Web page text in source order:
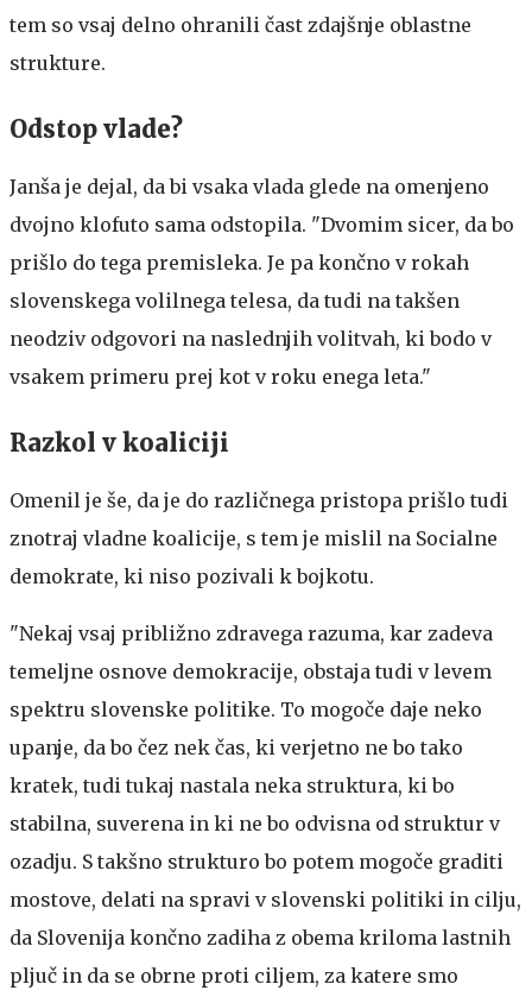
tem so vsaj delno ohranili čast zdajšnje oblastne
strukture.
Odstop vlade?
Janša je dejal, da bi vsaka vlada glede na omenjeno
dvojno klofuto sama odstopila. "Dvomim sicer, da bo
prišlo do tega premisleka. Je pa končno v rokah
slovenskega volilnega telesa, da tudi na takšen
neodziv odgovori na naslednjih volitvah, ki bodo v
vsakem primeru prej kot v roku enega leta."
Razkol v koaliciji
Omenil je še, da je do različnega pristopa prišlo tudi
znotraj vladne koalicije, s tem je mislil na Socialne
demokrate, ki niso pozivali k bojkotu.
"Nekaj vsaj približno zdravega razuma, kar zadeva
temeljne osnove demokracije, obstaja tudi v levem
spektru slovenske politike. To mogoče daje neko
upanje, da bo čez nek čas, ki verjetno ne bo tako
kratek, tudi tukaj nastala neka struktura, ki bo
stabilna, suverena in ki ne bo odvisna od struktur v
ozadju. S takšno strukturo bo potem mogoče graditi
mostove, delati na spravi v slovenski politiki in cilju,
da Slovenija končno zadiha z obema kriloma lastnih
pljuč in da se obrne proti ciljem, za katere smo